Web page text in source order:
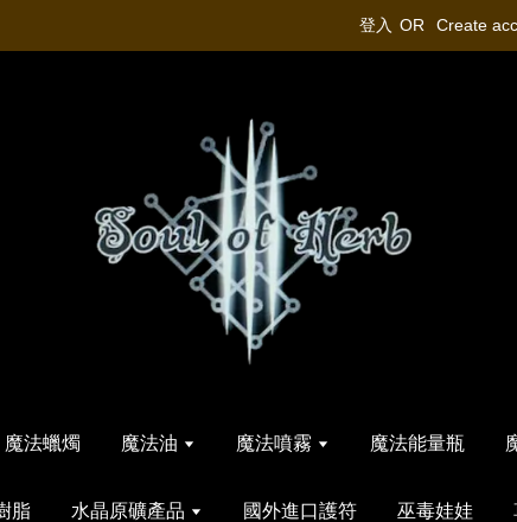
登入 OR Create
魔法蠟燭 魔法油 魔法噴霧 魔法能量瓶
脂 水晶原礦產品 國外進口護符 巫毒娃娃